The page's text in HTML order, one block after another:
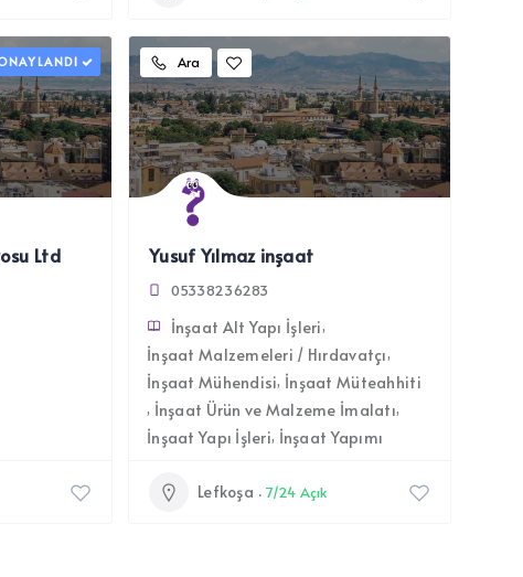
Ltd
Ara
Yusuf Yılmaz inşaat
05338236283
İnşaat Alt Yapı İşleri
İnşaat Malzemeleri / Hırdavatçı
İnşaat Mühendisi İnşaat Müteahhiti
İnşaat Ürün ve Malzeme İmalatı
İnşaat Yapı İşleri İnşaat Yapımı
Lefkoşa 7/24 Açık